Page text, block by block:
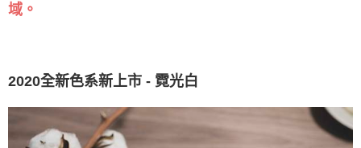
域。
2020全新色系新上市 - 霓光白